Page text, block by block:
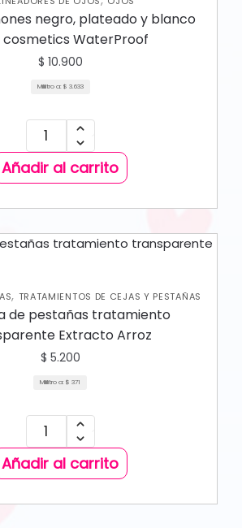
negro, plateado y blanco
cosmetics WaterProof
$ 10.900
Mililitro a: $ 3.633
Añadir al carrito
, TRATAMIENTOS DE CEJAS Y PESTAÑAS
de pestañas tratamiento
Extracto Arroz
$ 5.200
Mililitro a: $ 371
Añadir al carrito